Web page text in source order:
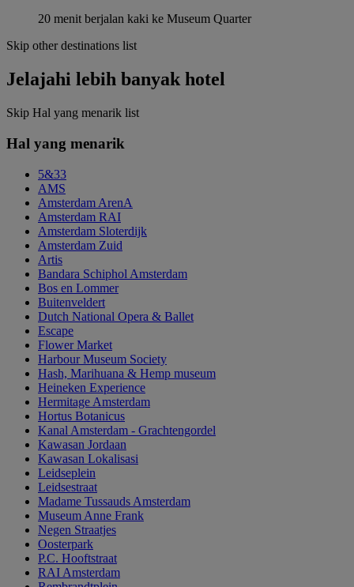
20 menit berjalan kaki ke Museum Quarter
Skip other destinations list
Jelajahi lebih banyak hotel
Skip Hal yang menarik list
Hal yang menarik
5&33
AMS
Amsterdam ArenA
Amsterdam RAI
Amsterdam Sloterdijk
Amsterdam Zuid
Artis
Bandara Schiphol Amsterdam
Bos en Lommer
Buitenveldert
Dutch National Opera & Ballet
Escape
Flower Market
Harbour Museum Society
Hash, Marihuana & Hemp museum
Heineken Experience
Hermitage Amsterdam
Hortus Botanicus
Kanal Amsterdam - Grachtengordel
Kawasan Jordaan
Kawasan Lokalisasi
Leidseplein
Leidsestraat
Madame Tussauds Amsterdam
Museum Anne Frank
Negen Straatjes
Oosterpark
P.C. Hooftstraat
RAI Amsterdam